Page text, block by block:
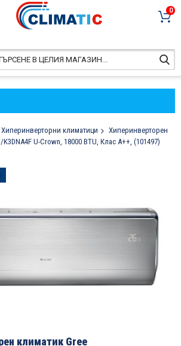
0
Хиперинверторни климатици
Хиперинверторен
U-Crown, 18000 BTU, Клас A++, (101497)
климатик Gree